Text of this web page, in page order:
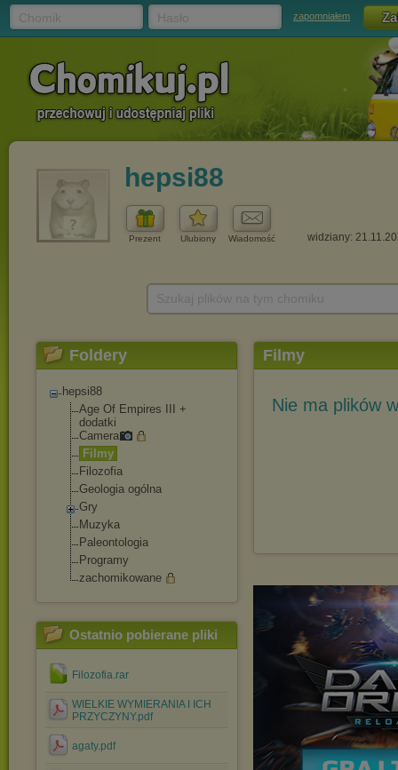
zapomniałem
hepsi88
Prezent Ulubiony Wiadomość widziany:
Foldery
hepsi88
Age Of Empires III +
dodatki
Camera
Filmy
Filozofia
Geologia ogólna
Gry
Muzyka
Paleontologia
Programy
zachomikowane
Ostatnio pobierane pliki
Filozofia.rar
WIELKIE WYMIERANIA I ICH
PRZYCZYNY.pdf
agaty.pdf
Filmy
Nie ma plików